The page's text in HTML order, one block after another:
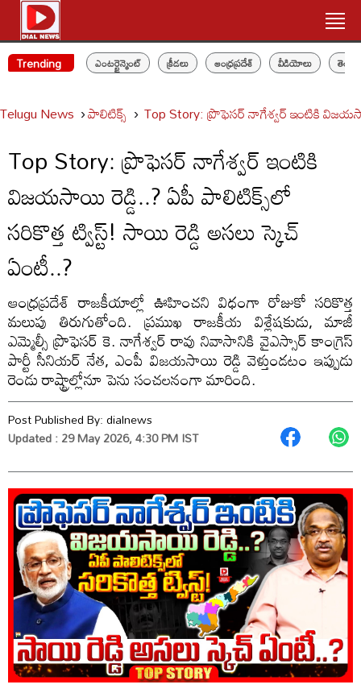
Trending ఎంటర్టైన్మెంట్ క్రీడలు ఆంధ్రప్రదేశ్ వీడియోలు
Telugu News పాలిటిక్స్‌ Top Story: ప్రొఫెసర్ నాగేశ్వర్ ఇంటికి
Top Story: ప్రొఫెసర్ నాగేశ్వర్ ఇంటికి
విజయసాయి రెడ్డి..? ఏపీ పాలిటిక్స్‌లో
సరికొత్త ట్విస్ట్! సాయి రెడ్డి అసలు స్కెచ్
ఏంటీ..?
ఆంధ్రప్రదేశ్ రాజకీయాల్లో ఊహించని విధంగా రోజుకో సరికొత్త
మలుపు తిరుగుతోంది. ప్రముఖ రాజకీయ విశ్లేషకుడు, మాజీ
ఎమ్మెల్సీ ప్రొఫెసర్ కె. నాగేశ్వర్ రావు నివాసానికి వైఎస్సార్ కాంగ్రెస్
పార్టీ సీనియర్ నేత, ఎంపీ విజయసాయి రెడ్డి వెళ్తుండటం ఇప్పుడు
రెండు రాష్ట్రాల్లోనూ పెను సంచలనంగా మారింది.
Post Published By:dialnews
Updated : 29 May 2026, 4:30 PM IST